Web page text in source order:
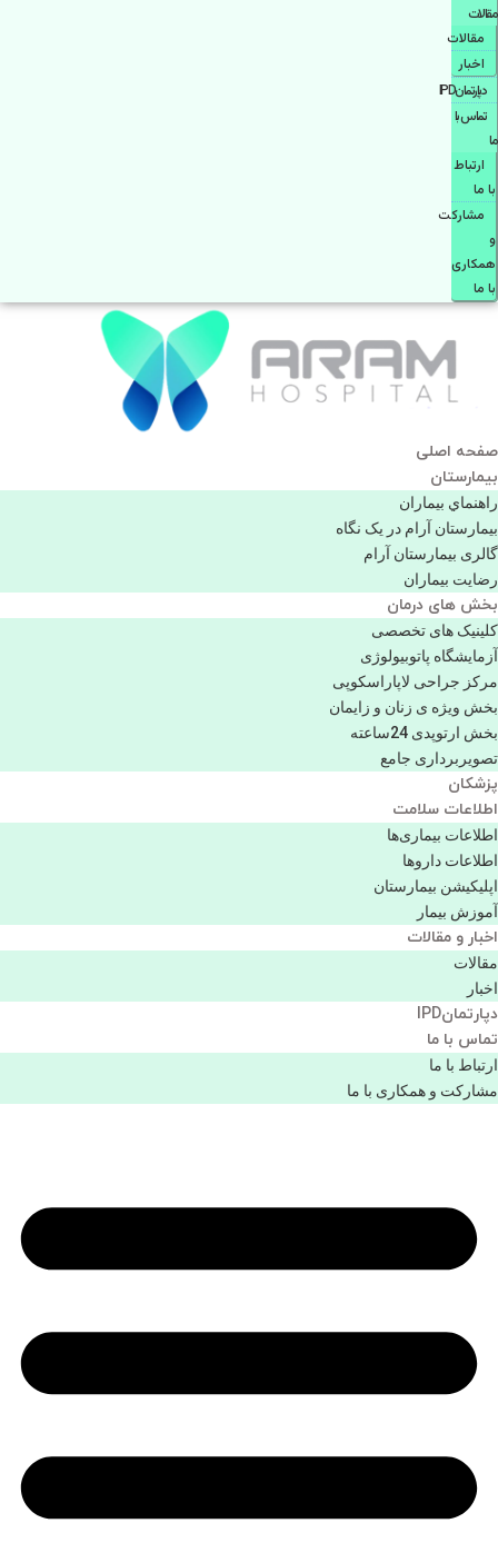
مقالات
مقالات
اخبار
دپارتمانIPD
تماس با
ما
ارتباط
با ما
مشاركت
و
همكاری
با ما
صفحه اصلی
بيمارستان
راهنماي بیماران
بیمارستان آرام در یک نگاه
گالری بیمارستان آرام
رضایت بیماران
بخش های درمان
کلینیک های تخصصی
آزمایشگاه پاتوبیولوژی
مرکز جراحی لاپاراسکوپی
بخش ویژه ی زنان و زایمان
بخش ارتوپدی 24ساعته
تصویربرداری جامع
پزشكان
اطلاعات سلامت
اطلاعات بیماری‌ها
اطلاعات دارو‌ها
اپليكيشن بيمارستان
آموزش بیمار
اخبار و مقالات
مقالات
اخبار
دپارتمانIPD
تماس با ما
ارتباط با ما
مشاركت و همكاری با ما